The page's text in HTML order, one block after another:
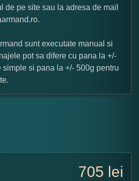
de pe site sau la adresa de mail
sunt executate manual si
pot sa difere cu pana la +/-
simple si pana la +/- 500g pentru
705 lei